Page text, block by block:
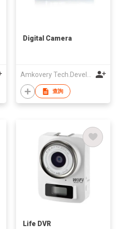
Digital Camera
查詢
Life DVR